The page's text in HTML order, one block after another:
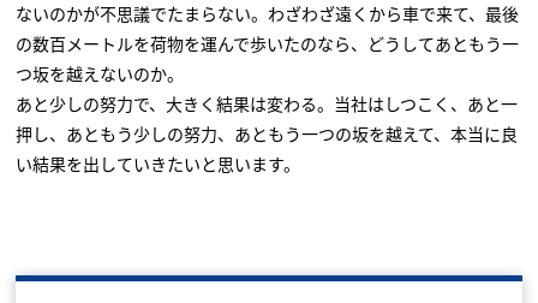
ないのかが不思議でたまらない。わざわざ遠くから車で来て、最後
の数百メートルを荷物を運んで歩いたのなら、どうしてあともう一
つ坂を越えないのか。
あと少しの努力で、大きく結果は変わる。当社はしつこく、あと一
押し、あともう少しの努力、あともう一つの坂を越えて、本当に良
い結果を出していきたいと思います。